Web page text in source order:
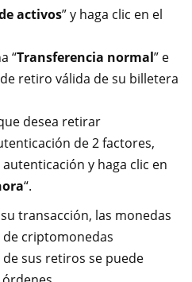
activos” y haga clic en el
“Transferencia normal” e
retiro válida de su billetera
desea retirar
de 2 factores,
y haga clic en
“.
transacción, las monedas
criptomonedas
sus retiros se puede